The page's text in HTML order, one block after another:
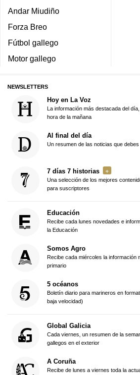
Andar Miudiño
Forza Breo
Fútbol gallego
Motor gallego
NEWSLETTERS
Hoy en La Voz
La información más destacada del
hora de la mañana
Al final del día
Un resumen de las noticias que
7 días 7 historias
Una selección de los mejores
para suscriptores
Educación
Recibe cada lunes novedades e
la Educación
Somos Agro
Recibe cada miércoles la información
primario
5 océanos
Boletín diario para marineros en
baja velocidad)
Global Galicia
Cada viernes, un resumen de la
gallegos en el exterior
A Coruña
Recibe de lunes a viernes toda la